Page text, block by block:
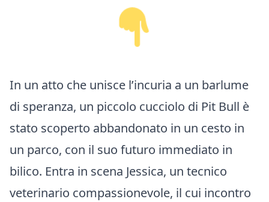
In un atto che unisce l’incuria a un barlume
di speranza, un piccolo cucciolo di Pit Bull è
stato scoperto abbandonato in un cesto in
un parco, con il suo futuro immediato in
bilico. Entra in scena Jessica, un tecnico
veterinario compassionevole, il cui incontro